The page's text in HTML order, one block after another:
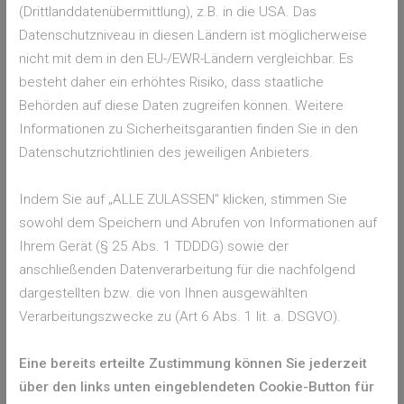
Vorhabens zwischen 500 Euro und 3.200 Euro. Für die
optionale Neuinstallation einer Ladestation für
Elektrofahrzeuge beträgt der Zuschuss 200 Euro.
PV-Förderung München
Die Stadt München zahlt, zusätzlich zu der Förderung des
kWp und 300 Euro pro kWh Speicherkapazität, sofern Sie
sich für einen Speicher mit Notstrom entscheiden sollten.
Wenn Sie sich für einen Speicher entscheiden, der eine
Ersatzstrom Funktion hat, wird dieser auch nochmal
zusätzlich mit 500 Euro gefördert. Die Förderhöhe für den
Speicher beträgt maximal 50% der Investitionssumme
(Drittlanddatenübermittlung), z.B. in die USA. Das
Datenschutzniveau in diesen Ländern ist möglicherweise
nicht mit dem in den EU-/EWR-Ländern vergleichbar. Es
besteht daher ein erhöhtes Risiko, dass staatliche
Behörden auf diese Daten zugreifen können. Weitere
Informationen zu Sicherheitsgarantien finden Sie in den
Datenschutzrichtlinien des jeweiligen Anbieters.
Indem Sie auf „ALLE ZULASSEN" klicken, stimmen Sie
sowohl dem Speichern und Abrufen von Informationen auf
Ihrem Gerät (§ 25 Abs. 1 TDDDG) sowie der
anschließenden Datenverarbeitung für die nachfolgend
dargestellten bzw. die von Ihnen ausgewählten
Verarbeitungszwecke zu (Art 6 Abs. 1 lit. a. DSGVO).
Eine bereits erteilte Zustimmung können Sie jederzeit
über den links unten eingeblendeten Cookie-Button für